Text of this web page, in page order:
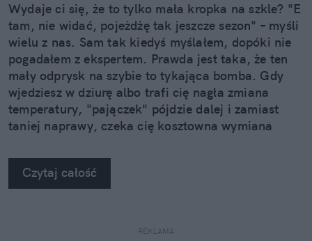
Wydaje ci się, że to tylko mała kropka na szkle? "E
tam, nie widać, pojeżdżę tak jeszcze sezon" – myśli
wielu z nas. Sam tak kiedyś myślałem, dopóki nie
pogadałem z ekspertem. Prawda jest taka, że ten
mały odprysk na szybie to tykająca bomba. Gdy
wjedziesz w dziurę albo trafi cię nagła zmiana
temperatury, "pajączek" pójdzie dalej i zamiast
taniej naprawy, czeka cię kosztowna wymiana
na własne oczy zobaczyć, jak profesjonaliści radzą
sobie z takimi uszkodzeniami.
Czytaj całość
REKLAMA